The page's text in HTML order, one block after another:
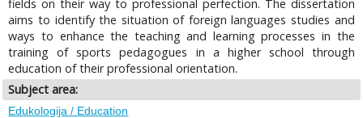
fields on their way to professional perfection. The dissertation
aims to identify the situation of foreign languages studies and
ways to enhance the teaching and learning processes in the
training of sports pedagogues in a higher school through
education of their professional orientation.
Subject area:
Edukologija / Education